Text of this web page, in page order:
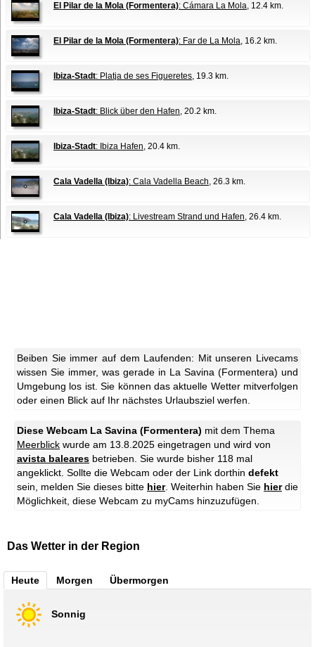
El Pilar de la Mola (Formentera): Cámara La Mola, 12.4 km.
El Pilar de la Mola (Formentera): Far de La Mola, 16.2 km.
Ibiza-Stadt: Platja de ses Figueretes, 19.3 km.
Ibiza-Stadt: Blick über den Hafen, 20.2 km.
Ibiza-Stadt: Ibiza Hafen, 20.4 km.
Cala Vadella (Ibiza): Cala Vadella Beach, 26.3 km.
Cala Vadella (Ibiza): Livestream Strand und Hafen, 26.4 km.
Beiben Sie immer auf dem Laufenden: Mit unseren Livecams
wissen Sie immer, was gerade in La Savina (Formentera) und
Umgebung los ist. Sie können das aktuelle Wetter mitverfolgen
oder einen Blick auf Ihr nächstes Urlaubsziel werfen.
Diese Webcam La Savina (Formentera) mit dem Thema
Meerblick wurde am 13.8.2025 eingetragen und wird von
avista baleares betrieben. Sie wurde bisher 118 mal
angeklickt. Sollte die Webcam oder der Link dorthin defekt
sein, melden Sie dieses bitte hier. Weiterhin haben Sie hierdie
Möglichkeit, diese Webcam zu myCams hinzuzufügen.
Das Wetter in der Region
Heute Morgen Übermorgen
Sonnig